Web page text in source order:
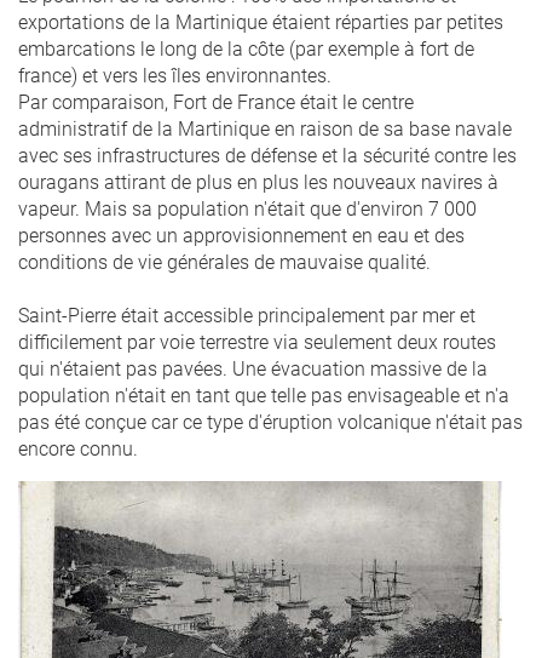
exportations de la Martinique étaient réparties par petites
embarcations le long de la côte (par exemple à fort de
france) et vers les îles environnantes.
Par comparaison, Fort de France était le centre
administratif de la Martinique en raison de sa base navale
avec ses infrastructures de défense et la sécurité contre les
ouragans attirant de plus en plus les nouveaux navires à
vapeur. Mais sa population n'était que d'environ 7 000
personnes avec un approvisionnement en eau et des
conditions de vie générales de mauvaise qualité.
Saint-Pierre était accessible principalement par mer et
difficilement par voie terrestre via seulement deux routes
qui n'étaient pas pavées. Une évacuation massive de la
population n'était en tant que telle pas envisageable et n'a
pas été conçue car ce type d'éruption volcanique n'était pas
encore connu.
rade_st_pierre.jpg